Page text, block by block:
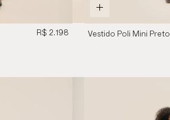
R$ 2.198 Vestido Poli Mini Preto